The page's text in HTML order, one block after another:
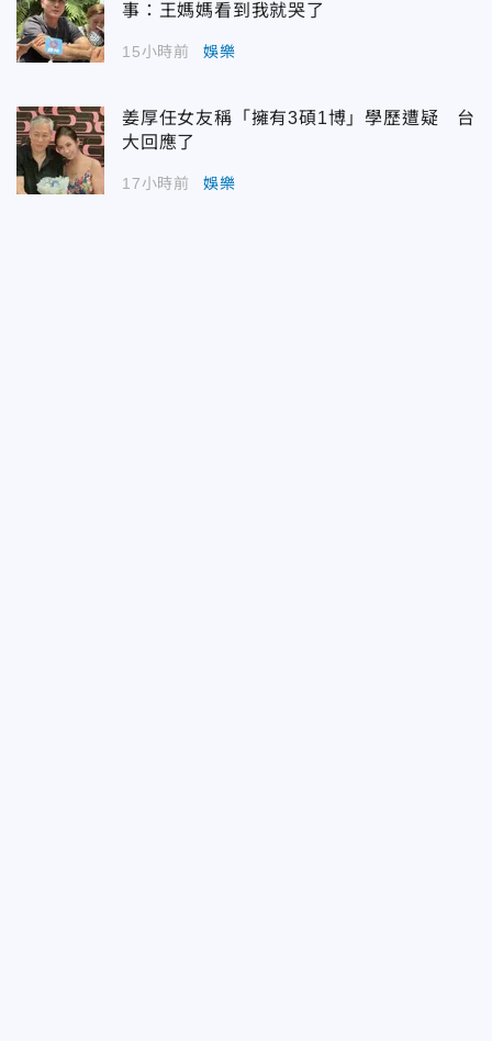
事：王媽媽看到我就哭了
15小時前 娛樂
姜厚任女友稱「擁有3碩1博」學歷遭疑 台
大回應了
17小時前 娛樂